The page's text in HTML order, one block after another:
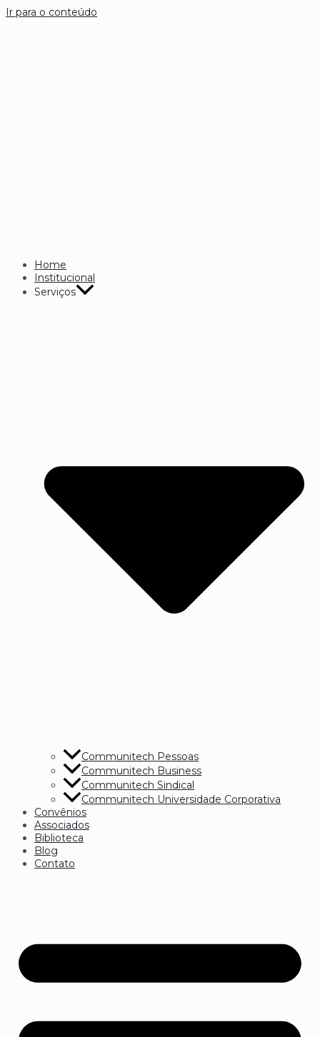
Ir para o conteúdo
Home
Institucional
Serviços
Communitech Pessoas
Communitech Business
Communitech Sindical
Communitech Universidade Corporativa
Convênios
Associados
Biblioteca
Blog
Contato